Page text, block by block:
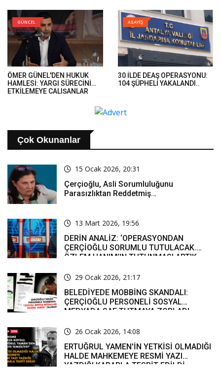
GÜNCEL
ÖMER GÜNEL'DEN HUKUK
HAMLESİ: YARGI SÜRECİNİ
ETKİLEMEYE ÇALIŞANLAR
ASAYİŞ
30 İLDE DEAŞ OPERASYONU:
104 ŞÜPHELİ YAKALANDI..
Çok Okunanlar
15 Ocak 2026, 20:31
Çerçioğlu, Asli Sorumluluğunu
Parasızlıktan Reddetmiş…
13 Mart 2026, 19:56
DERİN ANALİZ: ‘OPERASYONDAN
ÇERÇİOĞLU SORUMLU TUTULACAK.
ÖZLEM HANIM’IN TUTUNMASI ARTIK
29 Ocak 2026, 21:17
BELEDİYEDE MOBBİNG SKANDALI:
ÇERÇİOĞLU PERSONELİ SOSYAL
MEDYADA SAF TUTMAYA ZORLADI
26 Ocak 2026, 14:08
ERTUĞRUL YAMEN'İN YETKİSİ OLMADIĞI
HALDE MAHKEMEYE RESMİ YAZI
YAZDIĞI KARARLA TESPİT EDİLDİ